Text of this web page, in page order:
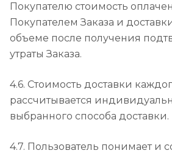
Покупателю стоимость
Покупателем Заказа и
объеме после получения
утраты Заказа.
4.6. Стоимость доставки
рассчитывается
выбранного способа доставки.
4.7. Пользователь понимает и